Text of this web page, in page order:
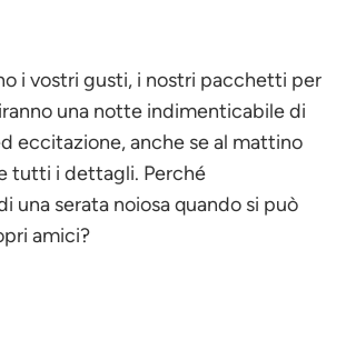
i vostri gusti, i nostri pacchetti per
una notte indimenticabile di
eccitazione, anche se al mattino
tutti i dettagli. Perché
una serata noiosa quando si può
amici?